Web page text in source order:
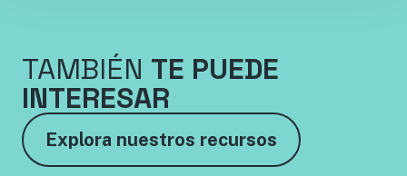
TAMBIÉN TE PUEDE
INTERESAR
Explora nuestros recursos